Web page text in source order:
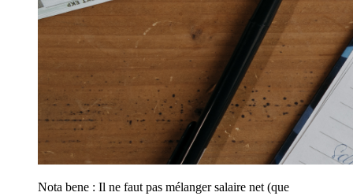
Nota bene : Il ne faut pas mélanger salaire net (que